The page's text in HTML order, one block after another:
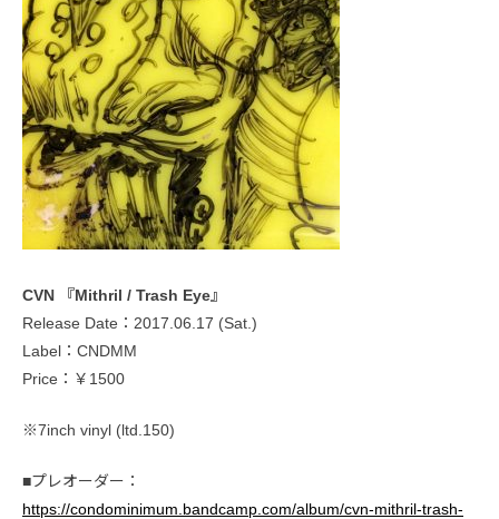
CVN 『Mithril / Trash Eye』
Release Date：2017.06.17 (Sat.)
Label：CNDMM
Price：￥1500
※7inch vinyl (ltd.150)
■プレオーダー：
https://condominimum.bandcamp.com/album/cvn-mithril-trash-